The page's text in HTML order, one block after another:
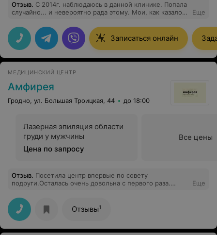
Отзыв. С 2014г. наблюдаюсь в данной клинике. Попала
случайно... и невероятно рада этому. Мои, как казалось
здоровьем решились без потерь) Компетентные,
внимательные врачи, вникающие в суть проблемы,
сопереживающие, что редко встретишь в наше время.
Очень высокий уровень обслуживания, решение
любой проблемы женского здоровья.
Еще
Записаться онлайн
МЕДИЦИНСКИЙ ЦЕНТР
Амфирея
Гродно, ул. Большая Троицкая, 44 до 18:00
Лазерная эпиляция области
груди у мужчины
Цена по запросу
Все цены
Отзыв. Посетила центр впервые по совету
подруги.Осталась очень довольна с первого раза.
люди.У кого проблемы с черными точками бегом на
ультрозвуковой пилинг и вы красотка. Персонал 10
баллов.
Еще
Отзывы1